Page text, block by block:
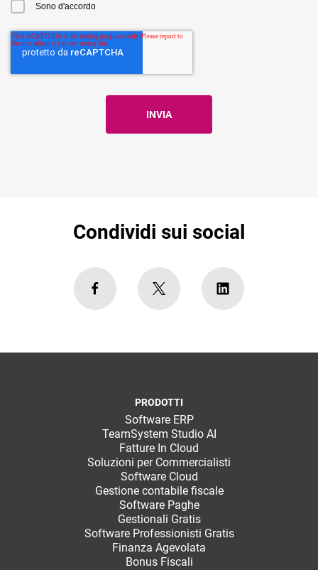
Sono d'accordo
Condividi sui social
PRODOTTI
Software ERP
TeamSystem Studio AI
Fatture In Cloud
Soluzioni per Commercialisti
Software Cloud
Gestione contabile fiscale
Software Paghe
Gestionali Gratis
Software Professionisti Gratis
Finanza Agevolata
Bonus Fiscali